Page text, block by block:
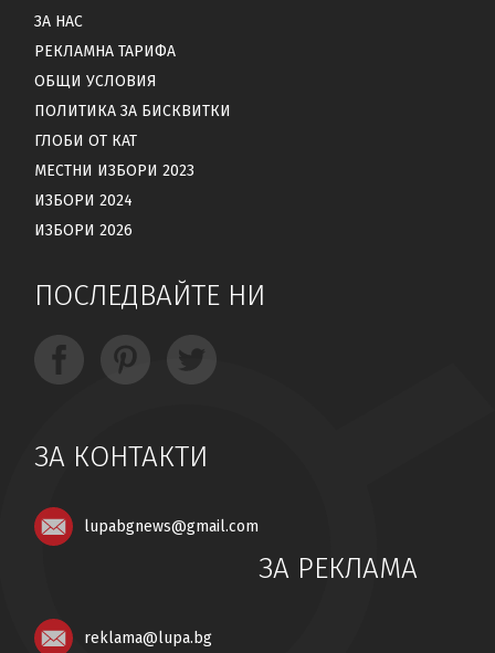
ЗА НАС
РЕКЛАМНА ТАРИФА
ОБЩИ УСЛОВИЯ
ПОЛИТИКА ЗА БИСКВИТКИ
ГЛОБИ ОТ КАТ
МЕСТНИ ИЗБОРИ 2023
ИЗБОРИ 2024
ИЗБОРИ 2026
ПОСЛЕДВАЙТЕ НИ
ЗА КОНТАКТИ
lupabgnews@gmail.com
ЗА РЕКЛАМА
reklama@lupa.bg